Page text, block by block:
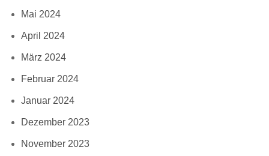
Mai 2024
April 2024
März 2024
Februar 2024
Januar 2024
Dezember 2023
November 2023